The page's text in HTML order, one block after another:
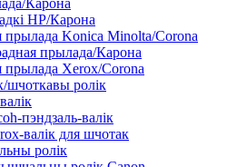
Карона
HP/Карона
прылада Konica Minolta/Corona
прылада/Карона
прылада Xerox/Corona
шчоткавы ролік
пэндзаль-валік
валік для шчотак
ролік